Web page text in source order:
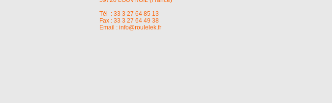
Tél : 33 3 27 64 85 13
Fax : 33 3 27 64 49 38
Email : info@roulelek.fr